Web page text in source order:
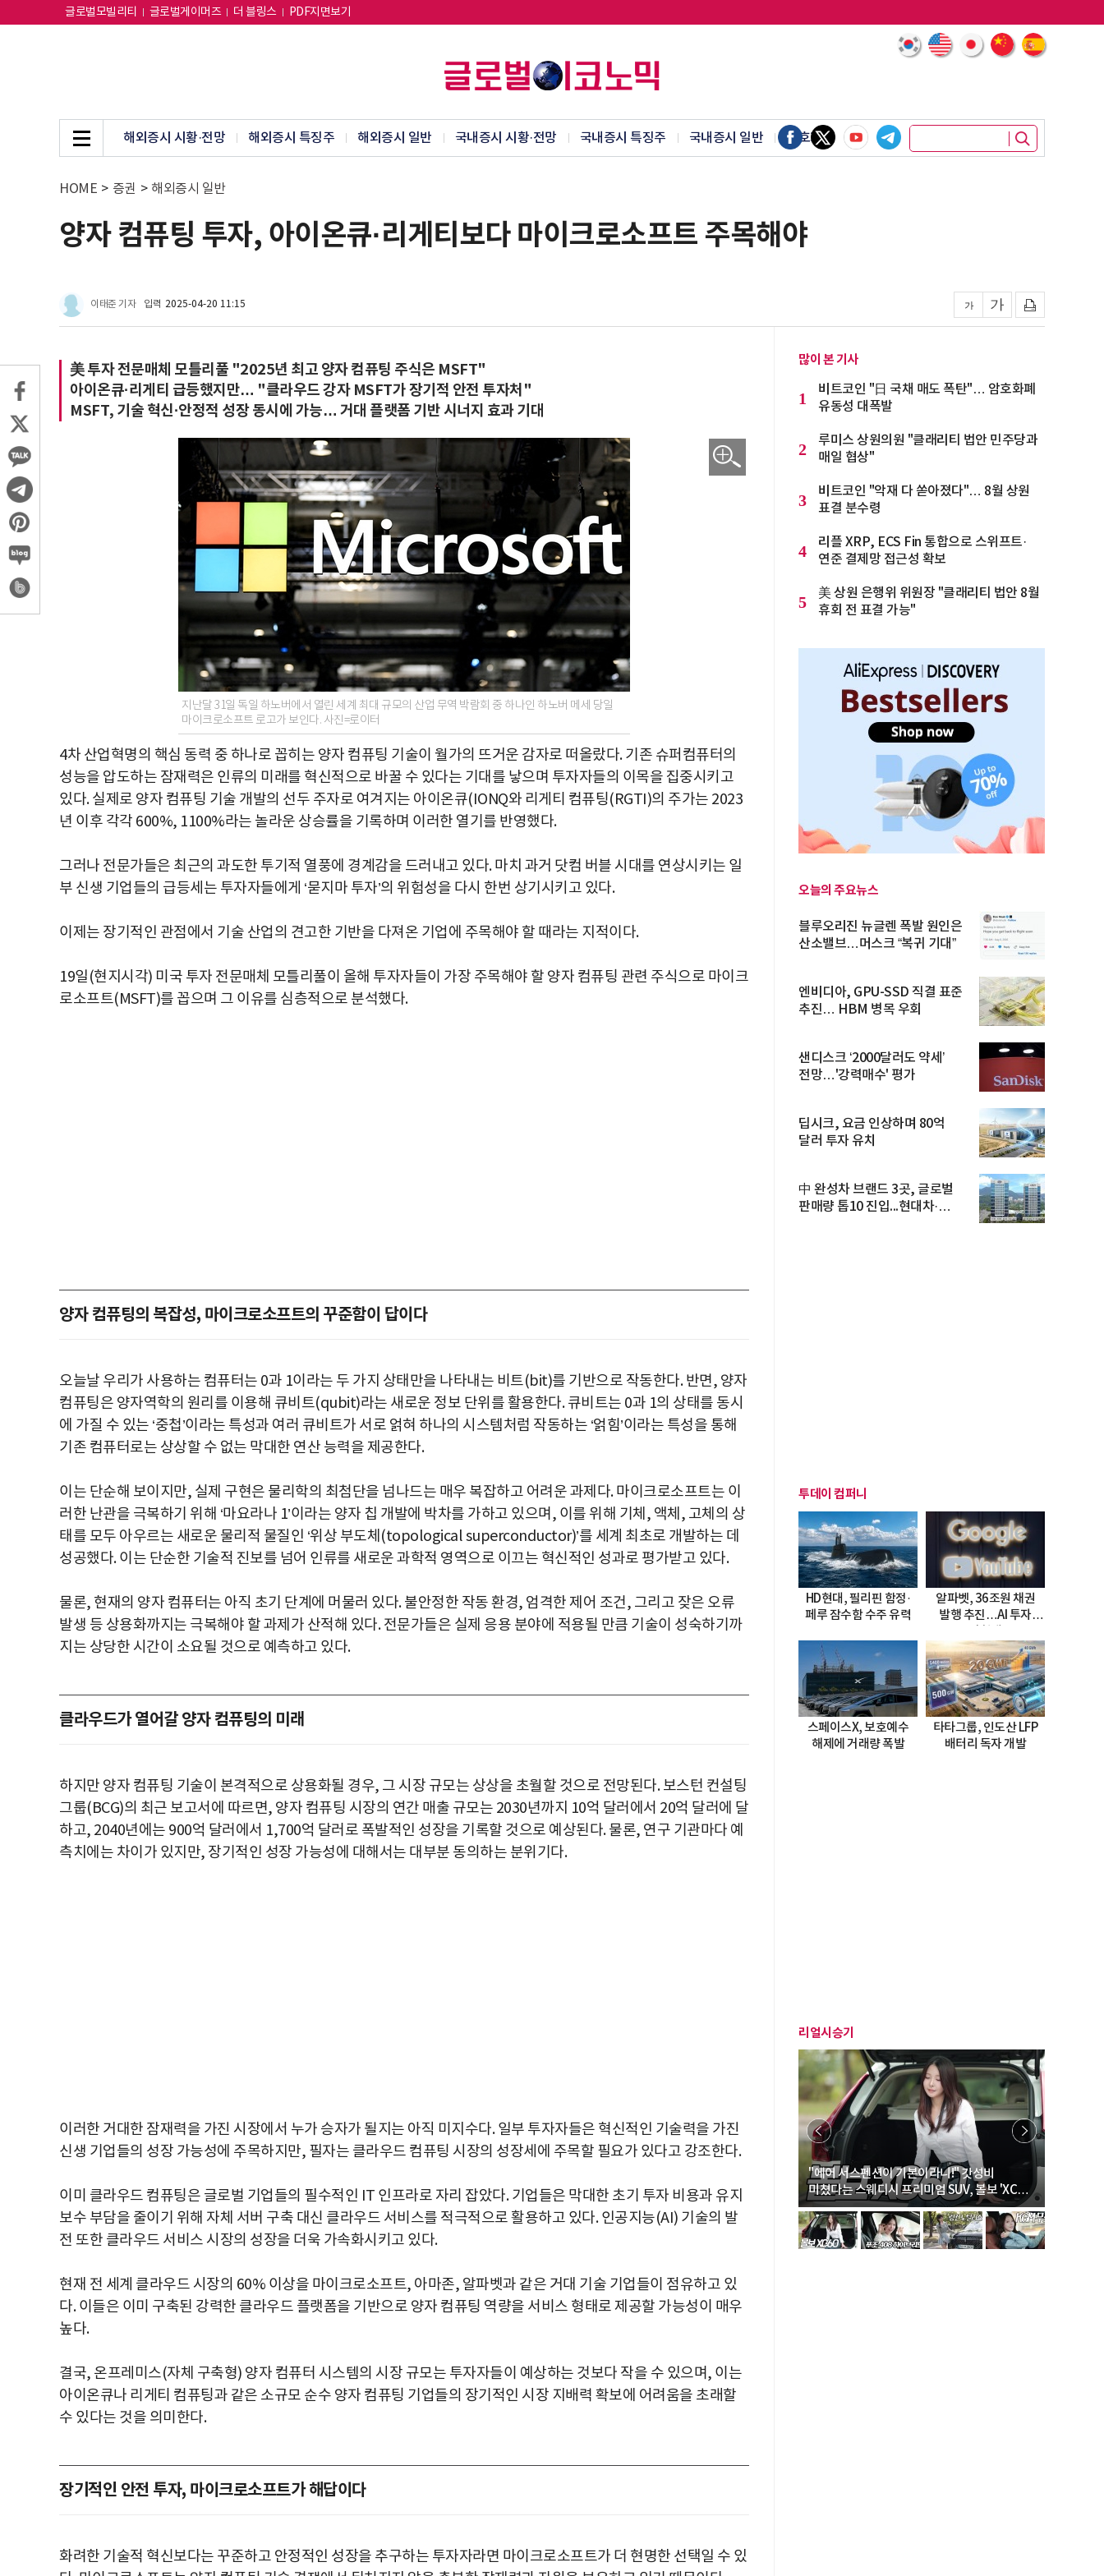
글로벌모빌리티 글로벌게이머즈 더 블링스 PDF지면보기
해외증시 시황·전망 해외증시 특징주 해외증시 일반 국내증시 시황·전망 국내증시 특징주 국내증시 일반 암호화폐
HOME > 증권 > 해외증시 일반
양자 컴퓨팅 투자, 아이온큐·리게티보다 마이크로소프트 주목해야
이태준 기자 입력 2025-04-20 11:15
美 투자 전문매체 모틀리풀 "2025년 최고 양자 컴퓨팅 주식은 MSFT"
아이온큐·리게티 급등했지만… "클라우드 강자 MSFT가 장기적 안전 투자처"
MSFT, 기술 혁신·안정적 성장 동시에 가능… 거대 플랫폼 기반 시너지 효과 기대
지난달 31일 독일 하노버에서 열린 세계 최대 규모의 산업 무역 박람회 중 하나인 하노버 메세 당일
마이크로소프트 로고가 보인다. 사진=로이터
4차 산업혁명의 핵심 동력 중 하나로 꼽히는 양자 컴퓨팅 기술이 월가의 뜨거운 감자로 떠올랐다. 기존 슈퍼컴퓨터의
성능을 압도하는 잠재력은 인류의 미래를 혁신적으로 바꿀 수 있다는 기대를 낳으며 투자자들의 이목을 집중시키고
있다. 실제로 양자 컴퓨팅 기술 개발의 선두 주자로 여겨지는 아이온큐(IONQ와 리게티 컴퓨팅(RGTI)의 주가는 2023
년 이후 각각 600%, 1100%라는 놀라운 상승률을 기록하며 이러한 열기를 반영했다.
그러나 전문가들은 최근의 과도한 투기적 열풍에 경계감을 드러내고 있다. 마치 과거 닷컴 버블 시대를 연상시키는 일
부 신생 기업들의 급등세는 투자자들에게 ‘묻지마 투자’의 위험성을 다시 한번 상기시키고 있다.
이제는 장기적인 관점에서 기술 산업의 견고한 기반을 다져온 기업에 주목해야 할 때라는 지적이다.
19일(현지시각) 미국 투자 전문매체 모틀리풀이 올해 투자자들이 가장 주목해야 할 양자 컴퓨팅 관련 주식으로 마이크
로소프트(MSFT)를 꼽으며 그 이유를 심층적으로 분석했다.
양자 컴퓨팅의 복잡성, 마이크로소프트의 꾸준함이 답이다
오늘날 우리가 사용하는 컴퓨터는 0과 1이라는 두 가지 상태만을 나타내는 비트(bit)를 기반으로 작동한다. 반면, 양자
컴퓨팅은 양자역학의 원리를 이용해 큐비트(qubit)라는 새로운 정보 단위를 활용한다. 큐비트는 0과 1의 상태를 동시
에 가질 수 있는 ‘중첩’이라는 특성과 여러 큐비트가 서로 얽혀 하나의 시스템처럼 작동하는 ‘얽힘’이라는 특성을 통해
기존 컴퓨터로는 상상할 수 없는 막대한 연산 능력을 제공한다.
이는 단순해 보이지만, 실제 구현은 물리학의 최첨단을 넘나드는 매우 복잡하고 어려운 과제다. 마이크로소프트는 이
러한 난관을 극복하기 위해 ‘마요라나 1’이라는 양자 칩 개발에 박차를 가하고 있으며, 이를 위해 기체, 액체, 고체의 상
태를 모두 아우르는 새로운 물리적 물질인 ‘위상 부도체(topological superconductor)’를 세계 최초로 개발하는 데
성공했다. 이는 단순한 기술적 진보를 넘어 인류를 새로운 과학적 영역으로 이끄는 혁신적인 성과로 평가받고 있다.
물론, 현재의 양자 컴퓨터는 아직 초기 단계에 머물러 있다. 불안정한 작동 환경, 엄격한 제어 조건, 그리고 잦은 오류
발생 등 상용화까지는 극복해야 할 과제가 산적해 있다. 전문가들은 실제 응용 분야에 적용될 만큼 기술이 성숙하기까
지는 상당한 시간이 소요될 것으로 예측하고 있다.
클라우드가 열어갈 양자 컴퓨팅의 미래
하지만 양자 컴퓨팅 기술이 본격적으로 상용화될 경우, 그 시장 규모는 상상을 초월할 것으로 전망된다. 보스턴 컨설팅
그룹(BCG)의 최근 보고서에 따르면, 양자 컴퓨팅 시장의 연간 매출 규모는 2030년까지 10억 달러에서 20억 달러에 달
하고, 2040년에는 900억 달러에서 1,700억 달러로 폭발적인 성장을 기록할 것으로 예상된다. 물론, 연구 기관마다 예
측치에는 차이가 있지만, 장기적인 성장 가능성에 대해서는 대부분 동의하는 분위기다.
이러한 거대한 잠재력을 가진 시장에서 누가 승자가 될지는 아직 미지수다. 일부 투자자들은 혁신적인 기술력을 가진
신생 기업들의 성장 가능성에 주목하지만, 필자는 클라우드 컴퓨팅 시장의 성장세에 주목할 필요가 있다고 강조한다.
이미 클라우드 컴퓨팅은 글로벌 기업들의 필수적인 IT 인프라로 자리 잡았다. 기업들은 막대한 초기 투자 비용과 유지
보수 부담을 줄이기 위해 자체 서버 구축 대신 클라우드 서비스를 적극적으로 활용하고 있다. 인공지능(AI) 기술의 발
전 또한 클라우드 서비스 시장의 성장을 더욱 가속화시키고 있다.
현재 전 세계 클라우드 시장의 60% 이상을 마이크로소프트, 아마존, 알파벳과 같은 거대 기술 기업들이 점유하고 있
다. 이들은 이미 구축된 강력한 클라우드 플랫폼을 기반으로 양자 컴퓨팅 역량을 서비스 형태로 제공할 가능성이 매우
높다.
결국, 온프레미스(자체 구축형) 양자 컴퓨터 시스템의 시장 규모는 투자자들이 예상하는 것보다 작을 수 있으며, 이는
아이온큐나 리게티 컴퓨팅과 같은 소규모 순수 양자 컴퓨팅 기업들의 장기적인 시장 지배력 확보에 어려움을 초래할
수 있다는 것을 의미한다.
장기적인 안전 투자, 마이크로소프트가 해답이다
화려한 기술적 혁신보다는 꾸준하고 안정적인 성장을 추구하는 투자자라면 마이크로소프트가 더 현명한 선택일 수 있
많이 본 기사
1
비트코인 "日 국채 매도 폭탄"… 암호화폐
유동성 대폭발
2
루미스 상원의원 "클래리티 법안 민주당과
매일 협상"
3
비트코인 "악재 다 쏟아졌다"… 8월 상원
표결 분수령
4
리플 XRP, ECS Fin 통합으로 스위프트·
연준 결제망 접근성 확보
5
美 상원 은행위 위원장 "클래리티 법안 8월
휴회 전 표결 가능"
오늘의 주요뉴스
블루오리진 뉴글렌 폭발 원인은
산소밸브…머스크 “복귀 기대”
엔비디아, GPU-SSD 직결 표준
추진… HBM 병목 우회
샌디스크 ‘2000달러도 약세’
전망…'강력매수' 평가
딥시크, 요금 인상하며 80억
달러 투자 유치
中 완성차 브랜드 3곳, 글로벌
판매량 톱10 진입...현대차·
투데이 컴퍼니
HD현대, 필리핀 함정·
페루 잠수함 수주 유력
알파벳, 36조원 채권
발행 추진…AI 투자
스페이스X, 보호예수
해제에 거래량 폭발
타타그룹, 인도산 LFP
배터리 독자 개발
리얼시승기
초보자도 반할 반전 매력”
"에어 서스펜션이 기본이라니!" 갓성비
미쳤다는 스웨디시 프리미엄 SUV, 볼보 'XC60
B5 울트라'